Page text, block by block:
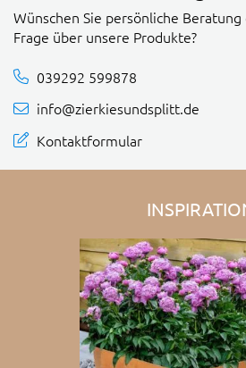
Wünschen Sie persönliche
Frage über unsere Produkte?
039292 599878
info@zierkiesundsplitt.de
Kontaktformular